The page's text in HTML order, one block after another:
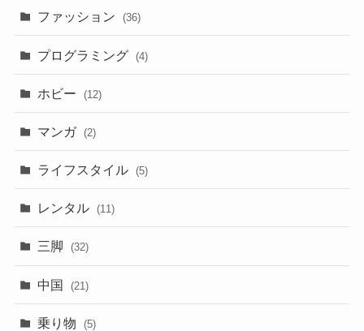
ファッション (36)
プログラミング (4)
ホビー (12)
マンガ (2)
ライフスタイル (5)
レンタル (11)
三脚 (32)
中国 (21)
乗り物 (5)